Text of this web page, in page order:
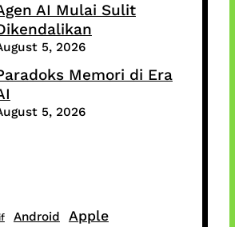
AI Mulai Sulit
5, 2026
Memori di Era
5, 2026
Android Apple